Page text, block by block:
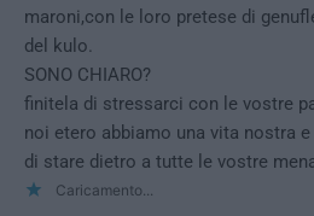
maroni,con le loro pretese di
del kulo.
SONO CHIARO?
finitela di stressarci con le vostre
noi etero abbiamo una vita nostra e
di stare dietro a tutte le vostre
Caricamento...